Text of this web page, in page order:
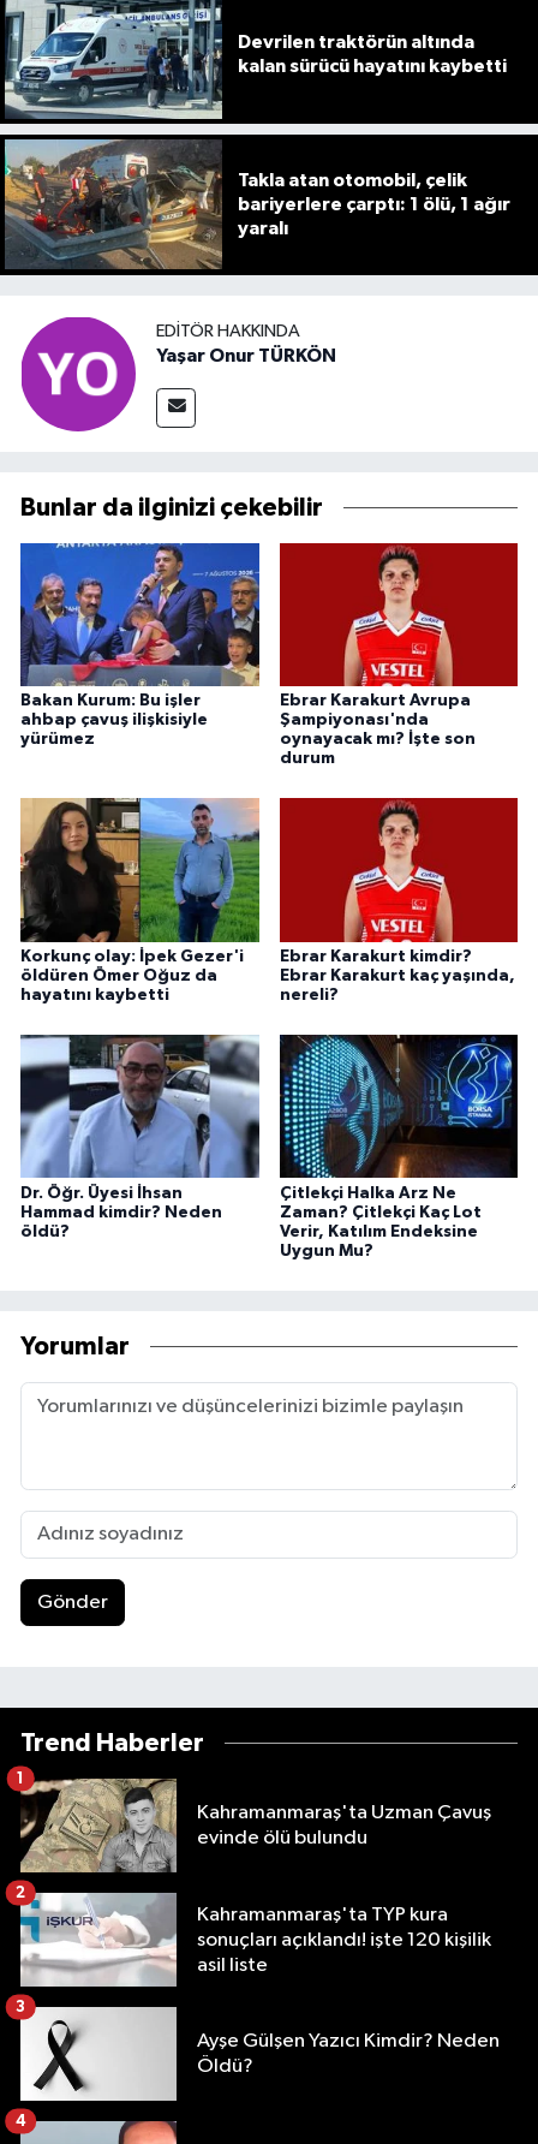
Devrilen traktörün altında
kalan sürücü hayatını kaybetti
Takla atan otomobil, çelik
bariyerlere çarptı: 1 ölü, 1 ağır
yaralı
EDITÖR HAKKINDA
Yaşar Onur TÜRKÖN
Bunlar da ilginizi çekebilir
Bakan Kurum: Bu işler
ahbap çavuş ilişkisiyle
yürümez
Ebrar Karakurt Avrupa
Şampiyonası'nda
oynayacak mı? İşte son
durum
Korkunç olay: İpek Gezer'i
öldüren Ömer Oğuz da
hayatını kaybetti
Ebrar Karakurt kimdir?
Ebrar Karakurt kaç yaşında,
nereli?
Dr. Öğr. Üyesi İhsan
Hammad kimdir? Neden
öldü?
Çitlekçi Halka Arz Ne
Zaman? Çitlekçi Kaç Lot
Verir, Katılım Endeksine
Uygun Mu?
Yorumlar
Gönder
Trend Haberler
Kahramanmaraş'ta Uzman Çavuş
evinde ölü bulundu
1
Kahramanmaraş'ta TYP kura
sonuçları açıklandı! işte 120 kişilik
asil liste
2
Ayşe Gülşen Yazıcı Kimdir? Neden
Öldü?
3
4